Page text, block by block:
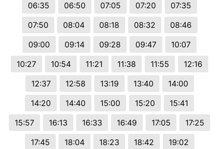
06:35
06:50 07:05 07:20
07:35
07:50
08:04 08:18 08:32
08:46
09:00
09:14 09:28 09:47
10:07
10:27
10:54 11:21 11:38 11:55
12:16
12:37
12:58 13:19 13:40
14:00
14:20
14:40 15:00 15:20
15:41
15:57
16:13 16:33 16:49 17:05
17:25
17:45
18:04 18:23 18:42
19:02